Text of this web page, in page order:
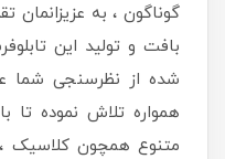
گوناگون ، به عزیزانمان
بافت و تولید این
شده از نظرسنجی شما
همواره تلاش نموده تا
متنوع همچون کلاسیک ،